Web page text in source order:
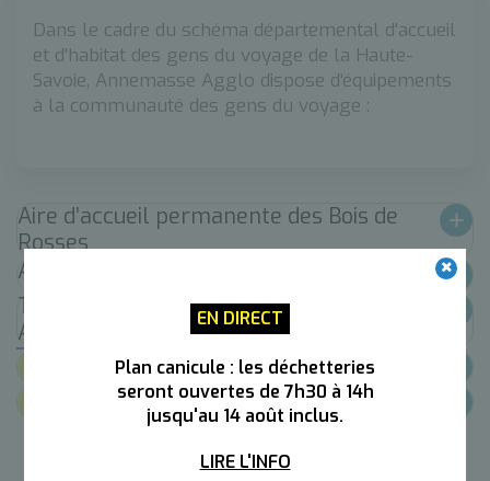
EN DIRECT
Plan canicule : les déchetteries
seront ouvertes de 7h30 à 14h
jusqu'au 14 août inclus.
LIRE L'INFO
Dans le cadre du schéma départemental d'accueil
et d'habitat des gens du voyage de la Haute-
Savoie, Annemasse Agglo dispose d'équipements
à la communauté des gens du voyage :
Aire d’accueil permanente des Bois de
Rosses
Aire de Grand Passage
Terrains Familiaux Locatifs & Habitats
Adaptés
Documents
Lien utiles